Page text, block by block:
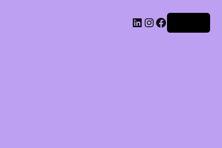
LinkedIn
Instagram
Facebook